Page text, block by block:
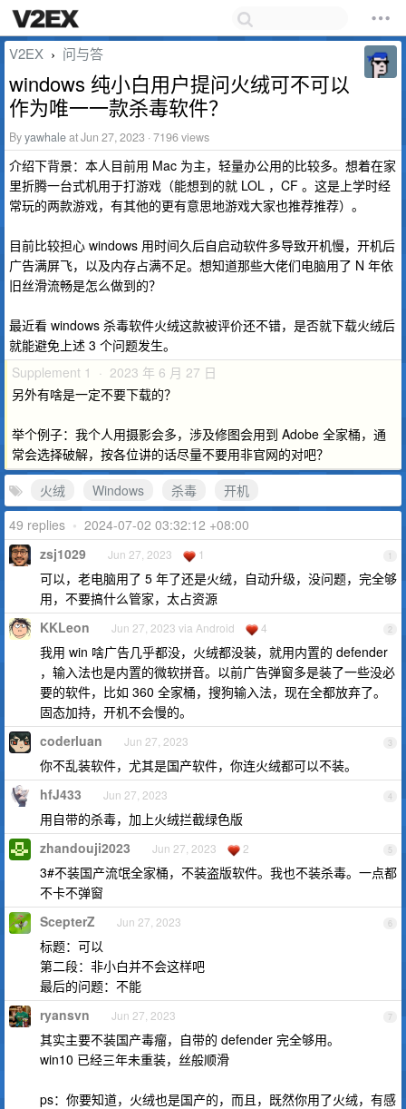
V2EX › 问与答
windows 纯小白用户提问火绒可不可以
作为唯一一款杀毒软件？
Byyawhaleat Jun 27, 2023 · 7196 views
介绍下背景：本人目前用 Mac 为主，轻量办公用的比较多。想着在家
里折腾一台式机用于打游戏（能想到的就 LOL ，CF 。这是上学时经
常玩的两款游戏，有其他的更有意思地游戏大家也推荐推荐）。
目前比较担心 windows 用时间久后自启动软件多导致开机慢，开机后
广告满屏飞，以及内存占满不足。想知道那些大佬们电脑用了 N 年依
旧丝滑流畅是怎么做到的？
最近看 windows 杀毒软件火绒这款被评价还不错，是否就下载火绒后
就能避免上述 3 个问题发生。
Supplement 1 · 2023 年 6 月 27 日
另外有啥是一定不要下载的？
举个例子：我个人用摄影会多，涉及修图会用到 Adobe 全家桶，通
常会选择破解，按各位讲的话尽量不要用非官网的对吧？
火绒
Windows 杀毒
开机
49 replies • 2024-07-02 03:32:12 +08:00
1
zsj1029 Jun 27, 2023 1
可以，老电脑用了 5 年了还是火绒，自动升级，没问题，完全够
用，不要搞什么管家，太占资源
2
KKLeon Jun 27, 2023 via Android 4
我用 win 啥广告几乎都没，火绒都没装，就用内置的 defender
，输入法也是内置的微软拼音。以前广告弹窗多是装了一些没必
要的软件，比如 360 全家桶，搜狗输入法，现在全都放弃了。
固态加持，开机不会慢的。
3
coderluan Jun 27, 2023
你不乱装软件，尤其是国产软件，你连火绒都可以不装。
4
hfJ433 Jun 27, 2023
用自带的杀毒，加上火绒拦截绿色版
5
zhandouji2023 Jun 27, 2023 2
3#不装国产流氓全家桶，不装盗版软件。我也不装杀毒。一点都
不卡不弹窗
6
ScepterZ Jun 27, 2023
标题：可以
第二段：非小白并不会这样吧
最后的问题：不能
7
ryansvn Jun 27, 2023
其实主要不装国产毒瘤，自带的 defender 完全够用。
win10 已经三年未重装，丝般顺滑
ps：你要知道，火绒也是国产的，而且，既然你用了火绒，有感